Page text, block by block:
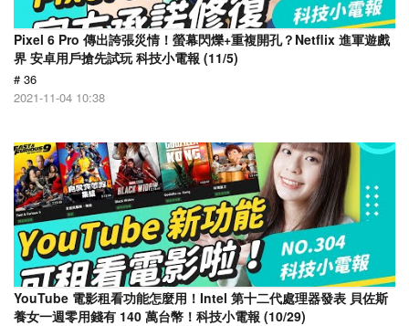
Pixel 6 Pro 傳出誇張災情！螢幕閃爍+重複開孔？Netflix 進軍遊戲
界 安卓用戶搶先試玩 科技小電報 (11/5)
# 36
2021-11-04 10:38
YouTube 電影租看功能怎麼用！Intel 第十二代處理器發表 貝佐斯
養女一週零用錢有 140 萬台幣！科技小電報 (10/29)